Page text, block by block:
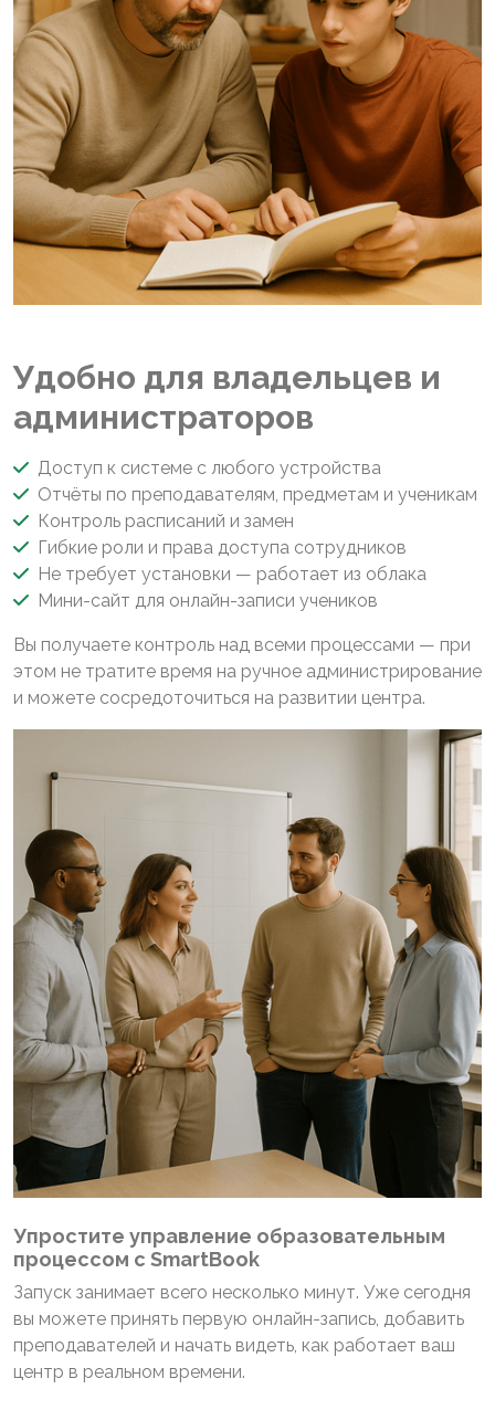
Удобно для владельцев и
администраторов
Доступ к системе с любого устройства
Отчёты по преподавателям, предметам и ученикам
Контроль расписаний и замен
Гибкие роли и права доступа сотрудников
Не требует установки — работает из облака
Мини-сайт для онлайн-записи учеников
Вы получаете контроль над всеми процессами — при
этом не тратите время на ручное администрирование
и можете сосредоточиться на развитии центра.
Упростите управление образовательным
процессом с SmartBook
Запуск занимает всего несколько минут. Уже сегодня
вы можете принять первую онлайн-запись, добавить
преподавателей и начать видеть, как работает ваш
центр в реальном времени.